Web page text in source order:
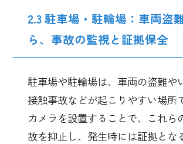
2.3 駐車場・駐輪場：車両盗
ら、事故の監視と証拠保全
駐車場や駐輪場は、車両の盗難や
接触事故などが起こりやすい場所
カメラを設置することで、これら
故を抑止し、発生時には証拠とな